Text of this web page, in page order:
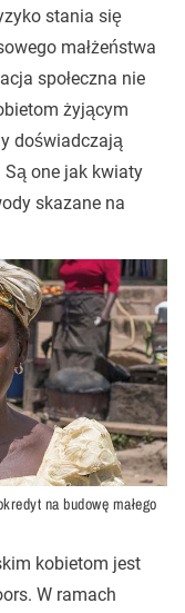
stania się
małżeństwa
społeczna nie
żyjącym
doświadczają
Są one jak kwiaty
skazane na
na budowę małego
kobietom jest
W ramach